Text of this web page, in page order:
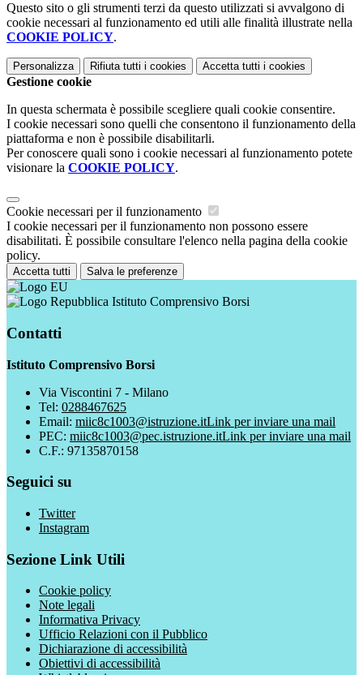
Questo sito o gli strumenti terzi da questo utilizzati si avvalgono di
cookie necessari al funzionamento ed utili alle finalità illustrate nella
COOKIE POLICY.
Personalizza Rifiuta tutti i cookies Accetta tutti i cookies
Gestione cookie
In questa schermata è possibile scegliere quali cookie consentire.
I cookie necessari sono quelli che consentono il funzionamento della
piattaforma e non è possibile disabilitarli.
Per conoscere quali sono i cookie necessari al funzionamento potete
visionare la COOKIE POLICY.
Cookie necessari per il funzionamento
I cookie necessari per il funzionamento non possono essere
disabilitati. È possibile consultare l'elenco nella pagina della cookie
policy.
Accetta tutti Salva le preferenze
Istituto Comprensivo Borsi
Contatti
Istituto Comprensivo Borsi
Via Viscontini 7 - Milano
Tel: 0288467625
Email: miic8c1003@istruzione.itLink per inviare una mail
PEC: miic8c1003@pec.istruzione.itLink per inviare una mail
C.F.: 97135870158
Seguici su
Twitter
Instagram
Sezione Link Utili
Cookie policy
Note legali
Informativa Privacy
Ufficio Relazioni con il Pubblico
Dichiarazione di accessibilità
Obiettivi di accessibilità